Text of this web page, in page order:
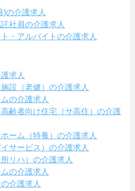
の介護求人
社員の介護求人
・アルバイトの介護求人
求人
設（老健）の介護求人
の介護求人
齢者向け住宅（サ高住）の介護
ーム（特養）の介護求人
サービス）の介護求人
リハ）の介護求人
の介護求人
介護求人